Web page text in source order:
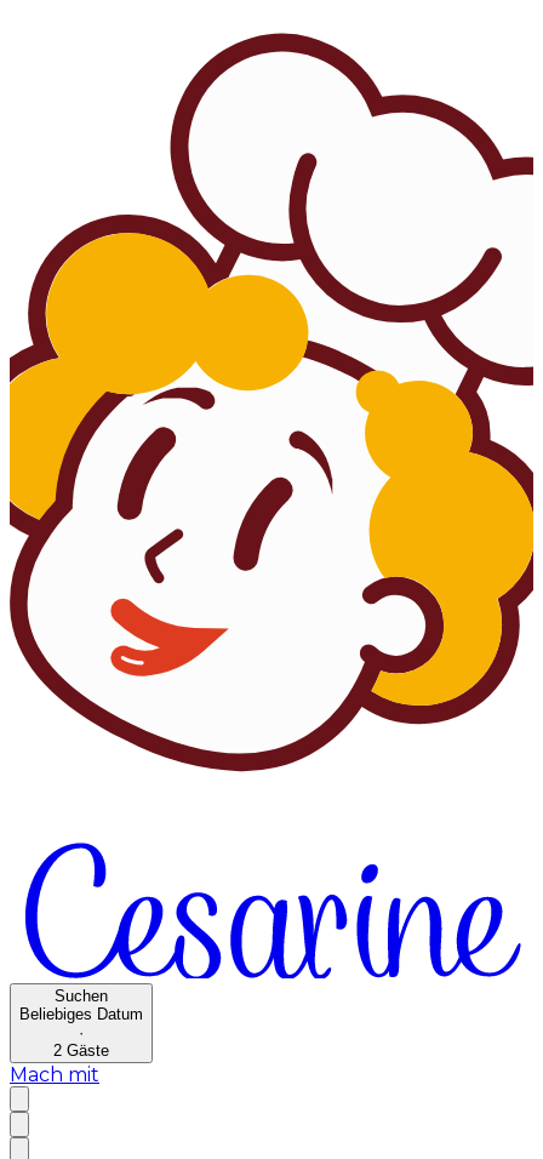
Suchen
Beliebiges Datum
·
2 Gäste
Mach mit